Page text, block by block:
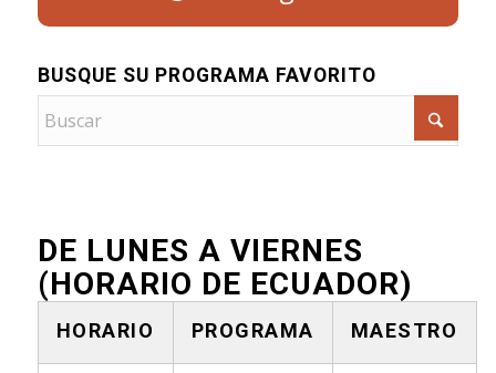
BUSQUE SU PROGRAMA FAVORITO
DE LUNES A VIERNES
(HORARIO DE ECUADOR)
HORARIO PROGRAMA MAESTRO